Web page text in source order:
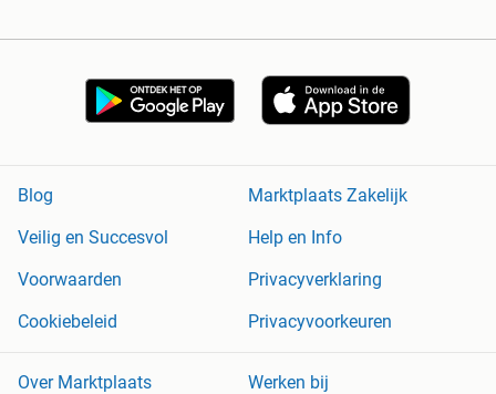
Blog
Marktplaats Zakelijk
Veilig en Succesvol
Help en Info
Voorwaarden
Privacyverklaring
Cookiebeleid
Privacyvoorkeuren
Over Marktplaats Werken bij